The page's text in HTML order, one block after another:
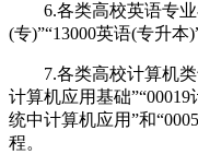
6.各类高校英语专业
(专)”“13000英语(专升本
7.各类高校计算机类
计算机应用基础
统中计算机应用”和
程。